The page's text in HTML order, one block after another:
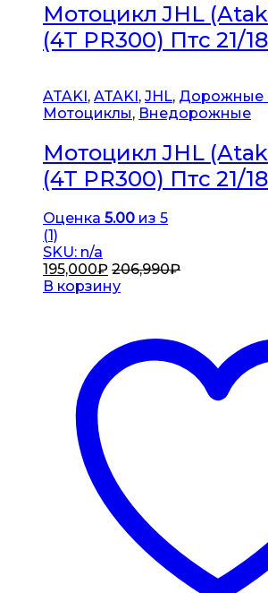
Мотоцикл JHL
(4T PR300) Птс 21/18
ATAKI , ATAKI , JHL, Дорожные
Мотоциклы, Внедорожные
Мотоцикл JHL
(4T PR300) Птс 21/18
Оценка 5.00 из 5
(1)
SKU: n/a
195,000₽ 206,990₽
В корзину